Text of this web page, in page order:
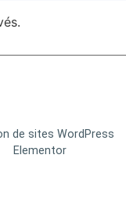
de sites WordPress
Elementor